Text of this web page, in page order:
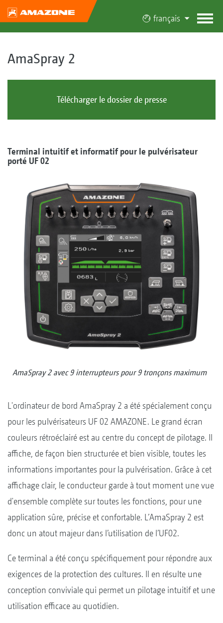
français
AmaSpray 2
Télécharger le dossier de presse
Terminal intuitif et informatif pour le pulvérisateur
porté UF 02
AmaSpray 2 avec 9 interrupteurs pour 9 tronçons maximum
L'ordinateur de bord AmaSpray 2 a été spécialement conçu
pour les pulvérisateurs UF 02 AMAZONE. Le grand écran
couleurs rétroéclairé est au centre du concept de pilotage. Il
affiche, de façon bien structurée et bien visible, toutes les
informations importantes pour la pulvérisation. Grâce à cet
affichage clair, le conducteur garde à tout moment une vue
d'ensemble complète sur toutes les fonctions, pour une
application sûre, précise et confortable. L’AmaSpray 2 est
donc un atout majeur dans l’utilisation de l’UF02.
Ce terminal a été conçu spécifiquement pour répondre aux
exigences de la protection des cultures. Il en résulte une
conception conviviale qui permet un pilotage intuitif et une
utilisation efficace au quotidien.